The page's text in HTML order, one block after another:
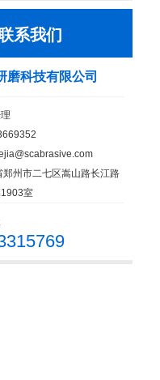
系我们
磨科技有限公司
郑州市二七区嵩山路长江路
室